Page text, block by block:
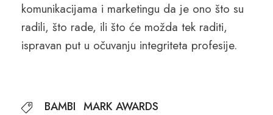
komunikacijama i marketingu da je ono što su
radili, što rade, ili što će možda tek raditi,
ispravan put u očuvanju integriteta profesije.
BAMBI MARK AWARDS